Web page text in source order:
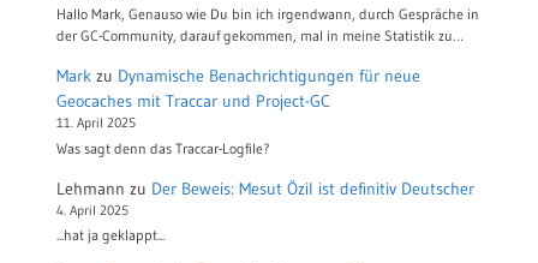
Hallo Mark, Genauso wie Du bin ich irgendwann, durch Gespräche in
der GC-Community, darauf gekommen, mal in meine Statistik zu…
Mark zu Dynamische Benachrichtigungen für neue
Geocaches mit Traccar und Project-GC
11. April 2025
Was sagt denn das Traccar-Logfile?
Lehmann zu Der Beweis: Mesut Özil ist definitiv Deutscher
4. April 2025
...hat ja geklappt...